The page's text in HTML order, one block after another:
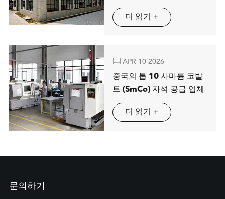
MAG SPRING
더 읽기 +
 APR 10 2026
중국의 톱 10 사마륨 코발
트 (SmCo) 자석 공급 업체
더 읽기 +
문의하기